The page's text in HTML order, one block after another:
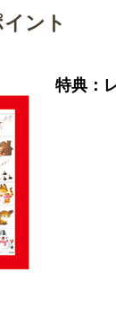
ント
特典：